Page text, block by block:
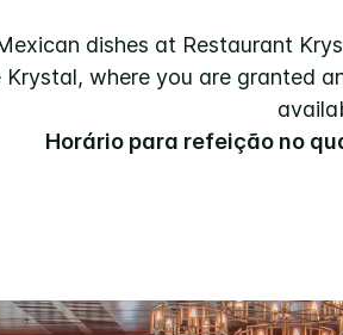
dishes at Restaurant
Krystal, where you are granted
Horário para refeição no